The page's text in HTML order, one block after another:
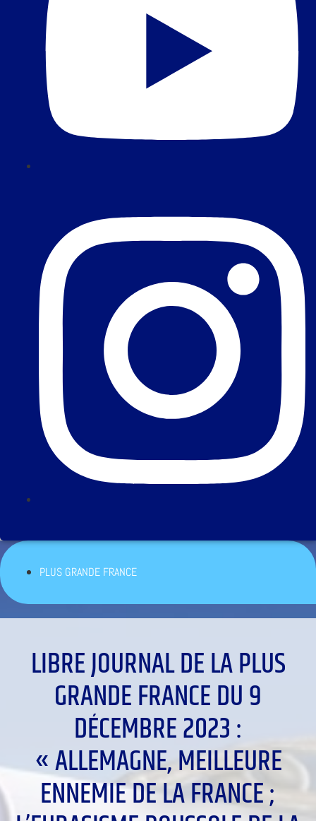
PLUS GRANDE FRANCE
LIBRE JOURNAL DE LA PLUS
GRANDE FRANCE DU 9
DÉCEMBRE 2023 :
« ALLEMAGNE, MEILLEURE
ENNEMIE DE LA FRANCE ;